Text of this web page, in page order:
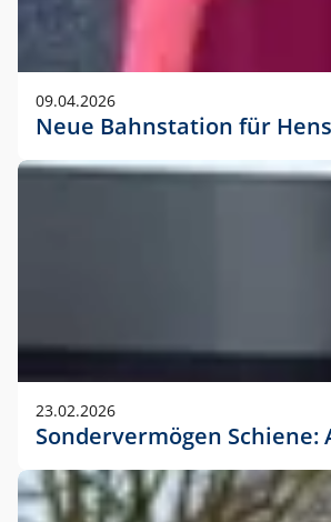
09.04.2026
Neue Bahnstation für
23.02.2026
Sondervermögen